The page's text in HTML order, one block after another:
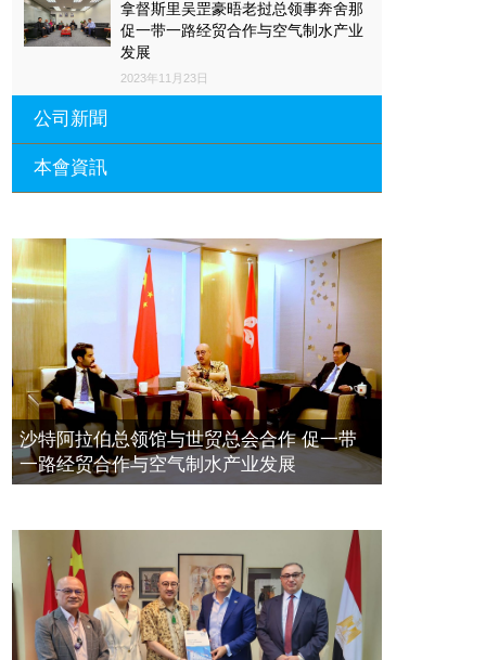
拿督斯里吴罡豪晤老挝总领事奔舍那
促一带一路经贸合作与空气制水产业
发展
2023年11月23日
公司新聞
一带一路经贸合作与空气制水产业发
2023年11月23日
埃及总领事会晤拿督斯里吴罡豪 促一
带一路经贸合作与空气制水产业发展
2023年11月23日
拿督斯里吴罡豪晤土耳其总领事 促一
带一路经贸合作与空气制水产业发展
2023年11月23日
本會資訊
長瑚蒞臨 天泉鼎豐深圳總部及國際標
量波量子研究院
2021年12月10日
標量波光量子導入系統聯合國總部拿
督斯裏吳達鎔教授首發
2021年12月10日
空氣制水發明人吳達鎔出席聯合國環
境科政商管治聯盟會議
沙特阿拉伯总领馆与世贸总会合作 促一带
一路经贸合作与空气制水产业发展